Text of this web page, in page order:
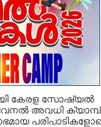
കേരള സോഷ്യൽ
വേനൽ അവധി ക്യാമ്പ്